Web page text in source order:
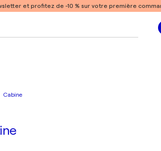
et profitez de -10 % sur votre première
Cabine